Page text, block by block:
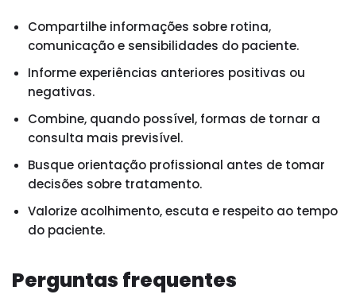
Compartilhe informações sobre rotina,
comunicação e sensibilidades do paciente.
Informe experiências anteriores positivas ou
negativas.
Combine, quando possível, formas de tornar a
consulta mais previsível.
Busque orientação profissional antes de tomar
decisões sobre tratamento.
Valorize acolhimento, escuta e respeito ao tempo
do paciente.
Perguntas frequentes